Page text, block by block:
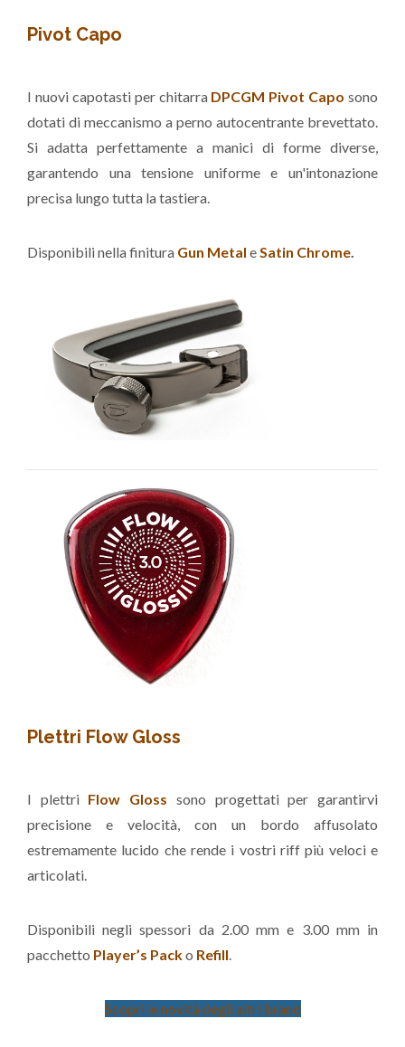
Pivot Capo
I nuovi capotasti per chitarra DPCGM Pivot Capo sono
dotati di meccanismo a perno autocentrante brevettato.
Si adatta perfettamente a manici di forme diverse,
garantendo una tensione uniforme e un'intonazione
precisa lungo tutta la tastiera.
Disponibili nella finitura Gun Metal eSatin Chrome.
Plettri Flow Gloss
I plettri Flow Gloss sono progettati per garantirvi
precisione e velocità, con un bordo affusolato
estremamente lucido che rende i vostri riff più veloci e
articolati.
Disponibili negli spessori da 2.00 mm e 3.00 mm in
pacchetto Player’s Packo Refill.
Scopri le novità degli altri brand